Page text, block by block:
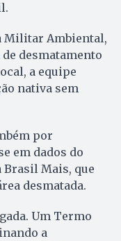
Militar Ambiental,
desmatamento
a equipe
nativa sem
por
em dados do
Brasil Mais, que
desmatada.
Um Termo
a